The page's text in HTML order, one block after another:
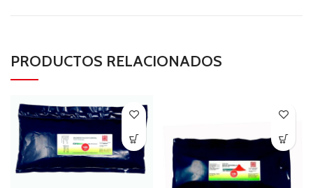
PRODUCTOS RELACIONADOS